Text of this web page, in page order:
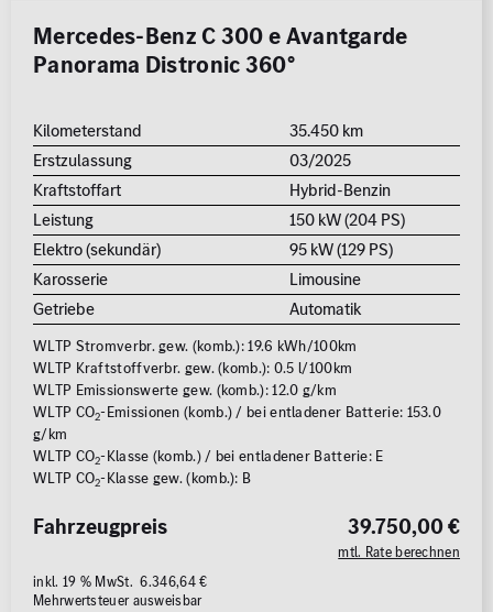
Mercedes-Benz C 300 e Avantgarde
Panorama Distronic 360°
Kilometerstand
35.450 km
Erstzulassung
03/2025
Kraftstoffart
Hybrid-Benzin
Leistung
150 kW (204 PS)
Elektro (sekundär)
95 kW (129 PS)
Karosserie
Limousine
Getriebe
Automatik
WLTP Stromverbr. gew. (komb.): 19.6 kWh/100km
WLTP Kraftstoffverbr. gew. (komb.): 0.5 l/100km
WLTP Emissionswerte gew. (komb.): 12.0 g/km
WLTP CO2-Emissionen (komb.) / bei entladener Batterie: 153.0
g/km
WLTP CO2-Klasse (komb.) / bei entladener Batterie: E
WLTP CO2-Klasse gew. (komb.): B
39.750,00 €
mtl. Rate berechnen
Fahrzeugpreis
inkl. 19 % MwSt. 6.346,64 €
Mehrwertsteuer ausweisbar